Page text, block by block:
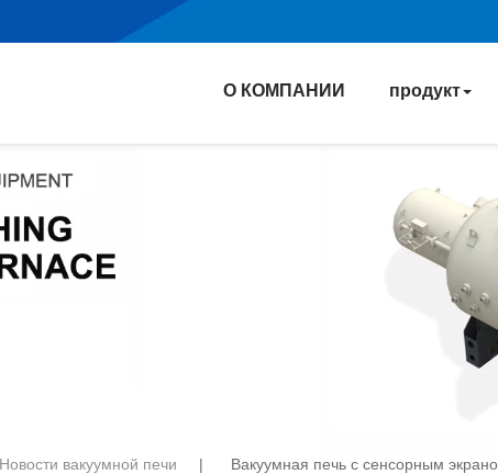
О КОМПАНИИ продукт
Новости вакуумной печи Вакуумная печь с сенсорным